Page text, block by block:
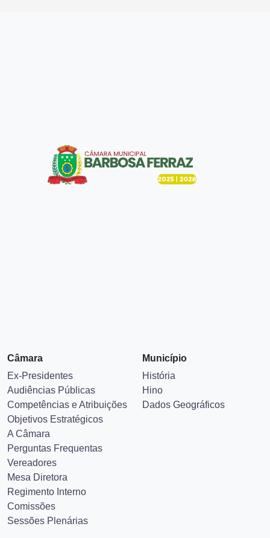
Câmara
Ex-Presidentes
Audiências Públicas
Competências e Atribuições
Objetivos Estratégicos
A Câmara
Perguntas Frequentas
Vereadores
Mesa Diretora
Regimento Interno
Comissões
Sessões Plenárias
Município
História
Hino
Dados Geográficos